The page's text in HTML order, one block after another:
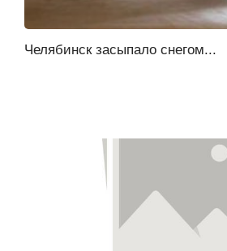
Челябинск засыпало снегом...